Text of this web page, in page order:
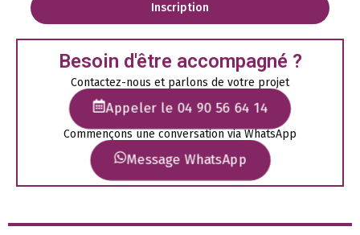
Inscription
Besoin d'être accompagné ?
Contactez-nous et parlons de votre projet
Appeler le 04 90 56 64 14
Commençons une conversation via WhatsApp
Message WhatsApp